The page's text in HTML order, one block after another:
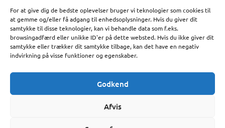
For at give dig de bedste oplevelser bruger vi teknologier som cookies til
at gemme og/eller få adgang til enhedsoplysninger. Hvis du giver dit
samtykke til disse teknologier, kan vi behandle data som f.eks.
browsingadfærd eller unikke ID'er på dette websted. Hvis du ikke giver dit
samtykke eller trækker dit samtykke tilbage, kan det have en negativ
indvirkning på visse funktioner og egenskaber.
Godkend
Afvis
Politikker
Vilkår og betingelser
Privatlivspolitik
Databehandlignspolitik
Cookiepolitik
SureSMS ApS | Industriholmen 82, 2650 Hvidovre
support@suresms.com
Português
Polski